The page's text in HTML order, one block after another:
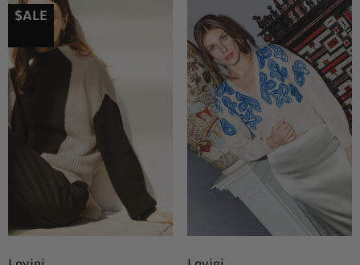
$ALE